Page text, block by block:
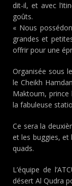
dit-il, et avec
goûts.
« Nous
grandes et
offrir pour une
Organisée sous
le Cheikh
Maktoum,
la fabuleuse
Ce sera la
et les buggies, et
quads.
L’équipe de
désert Al Qudra